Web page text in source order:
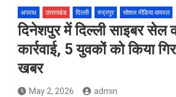
अपराध उत्तराखंड दिल्ली रुद्रपुर सोशल मीडिया वायरल
दिनेशपुर में दिल्ली साइबर सेल
कार्रवाई, 5 युवकों को किया
खबर
May 2, 2026 admin